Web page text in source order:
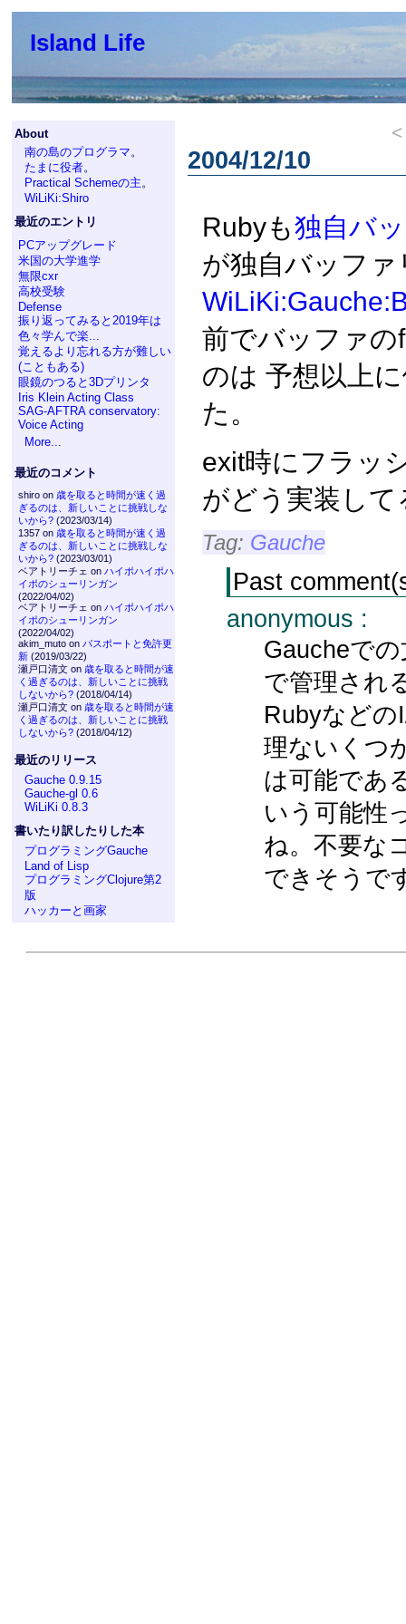
Island Life
About
南の島のプログラマ。
たまに役者。
Practical Schemeの主。
WiLiKi:Shiro
最近のエントリ
PCアップグレード
米国の大学進学
無限cxr
高校受験
Defense
振り返ってみると2019年は
色々学んで楽...
覚えるより忘れる方が難しい
(こともある)
眼鏡のつると3Dプリンタ
Iris Klein Acting Class
SAG-AFTRA conservatory:
Voice Acting
More...
最近のコメント
shiro on 歳を取ると時間が速く過
ぎるのは、新しいことに挑戦しな
いから?(2023/03/14)
1357 on 歳を取ると時間が速く過
ぎるのは、新しいことに挑戦しな
いから?(2023/03/01)
ベアトリーチェ on ハイポハイポハ
イポのシューリンガン
(2022/04/02)
ベアトリーチェ on ハイポハイポハ
イポのシューリンガン
(2022/04/02)
akim_muto on パスポートと免許更
新(2019/03/22)
瀬戸口清文 on 歳を取ると時間が速
く過ぎるのは、新しいことに挑戦
しないから?(2018/04/14)
瀬戸口清文 on 歳を取ると時間が速
く過ぎるのは、新しいことに挑戦
しないから?(2018/04/12)
最近のリリース
Gauche 0.9.15
Gauche-gl 0.6
WiLiKi 0.8.3
書いたり訳したりした本
プログラミングGauche
Land of Lisp
プログラミングClojure第2
版
ハッカーと画家
2004/12/10
Rubyも独自バ
が独自バッフ
前でバッファ
のは 予想以上
た。
exit時にフラッ
がどう実装し
Tag: Gauche
Past
anonymous :
Gaucheで
で管理され
Rubyなど
理ないくつ
は可能であ
いう可能性
ね。不要な
できそうで